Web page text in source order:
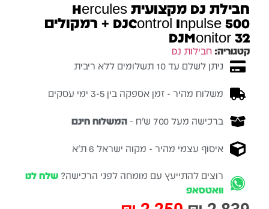
חבילת DJ מקצועית Hercules
DJControl Inpulse 500 + רמקולים
DJMonitor 32
קטגוריה:חבילות DJ
ניתן לשלם עד 10 תשלומים ללא ריבית
משלוח מהיר - זמן אספקה בין 3-5 ימי עסקים
ברכישה מעל 700 ש״ח - המשלוח חינם
איסוף עצמי מהיר - מקוה ישראל 6 ת״א
רוצים להתייעץ עם מומחה לפני הרכישה? שלח לנו
וואטסאפ